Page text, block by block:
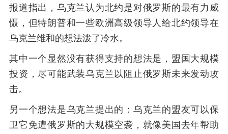
报道指出，乌克兰认为北约是对俄罗斯的最有力威
慑，但特朗普和一些欧洲高级领导人给北约领导在
乌克兰维和的想法泼了冷水。
其中一个显然没有获得支持的想法是，盟国大规模
投资，尽可能武装乌克兰以阻止俄罗斯未来发动攻
击。
另一个想法是乌克兰提出的：乌克兰的盟友可以保
卫它免遭俄罗斯的大规模空袭，就像美国去年帮助